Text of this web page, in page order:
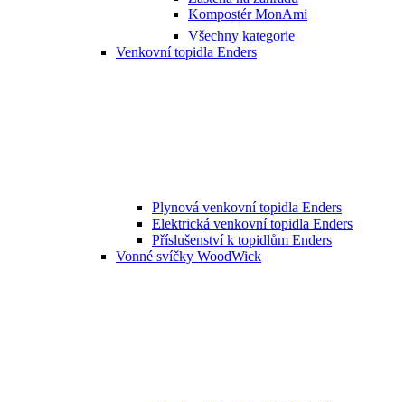
Kompostér MonAmi
Všechny kategorie
Venkovní topidla Enders
Plynová venkovní topidla Enders
Elektrická venkovní topidla Enders
Příslušenství k topidlům Enders
Vonné svíčky WoodWick